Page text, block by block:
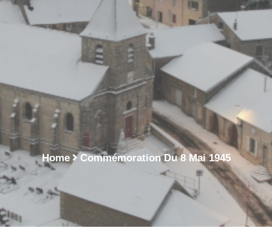
Commémoration Du 8
Mai 1945 - Vitry Lès
Nogent
Home Commémoration Du 8 Mai 1945